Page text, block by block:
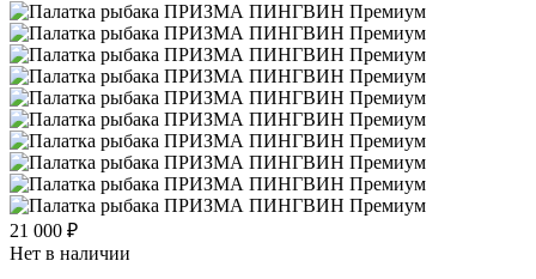
21 000 ₽
Нет в наличии